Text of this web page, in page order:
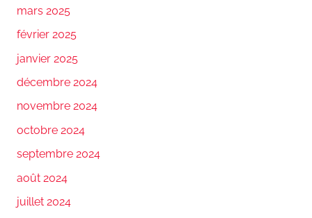
mars 2025
février 2025
janvier 2025
décembre 2024
novembre 2024
octobre 2024
septembre 2024
août 2024
juillet 2024